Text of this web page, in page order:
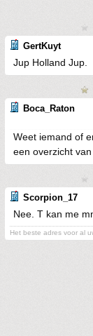
GertKuyt
Jup Holland Jup.
Boca_Raton
Weet iemand of
een overzicht
Scorpion_17
Nee. T kan me
Het beste adres voor al